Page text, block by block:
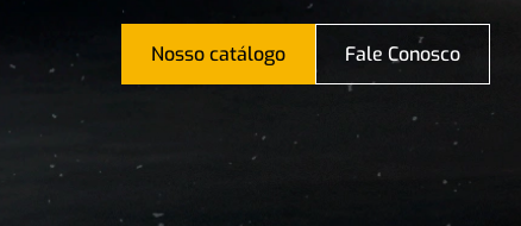
Nosso catálogo Fale Conosco